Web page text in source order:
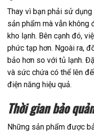
Thay vì bạn phải sử
sản phẩm mà vẫn không
kho lạnh. Bên cạnh đó,
phức tạp hơn. Ngoài ra,
bảo hơn so với tủ lạnh.
và sức chứa có thể lên
điện năng hiệu quả.
Thời gian bảo
Những sản phẩm được